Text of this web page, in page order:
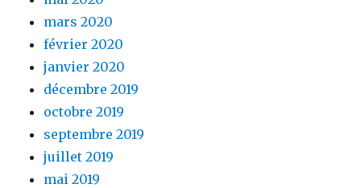
mars 2020
février 2020
janvier 2020
décembre 2019
octobre 2019
septembre 2019
juillet 2019
mai 2019